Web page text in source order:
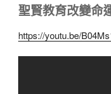
聖賢教育改變命
https://youtu.be/